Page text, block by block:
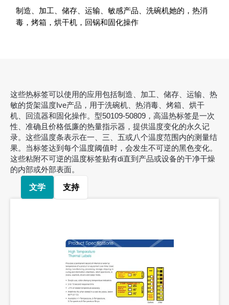
制造、加工、储存、运输、敏感产品、洗碗机她的，热消
毒，烤箱，烘干机，回锅和固化操作
这些热标签可以使用的应用包括制造、加工、储存、运输、热
敏的货架温度Ive产品，用于洗碗机、热消毒、烤箱、烘干
机、回流器和固化操作。型50109-50809，高温热标签是一次
性、准确且价格低廉的热量指示器，提供温度变化的永久记
录。这些温度条表示在一、三、五或八个温度范围内的测量结
果。当标签达到每个温度阈值时，会发生不可逆的黑色变化。
这些粘附不可逆的温度标签贴有di直到产品或设备的干净干燥
的内部或外部表面。
文学 支持